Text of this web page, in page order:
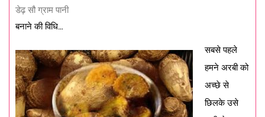
डेढ़ सौ ग्राम पानी
बनाने की विधि…
सबसे पहले
हमने अरबी को
अच्छे से
छिलके उसे